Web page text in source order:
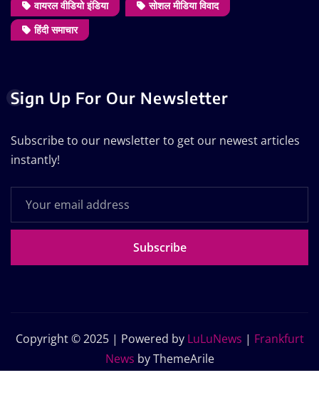
वायरल वीडियो इंडिया
सोशल मीडिया विवाद
हिंदी समाचार
Sign Up For Our Newsletter
Subscribe to our newsletter to get our newest articles
instantly!
Subscribe
Copyright © 2025 | Powered by LuLuNews | Frankfurt
News by ThemeArile